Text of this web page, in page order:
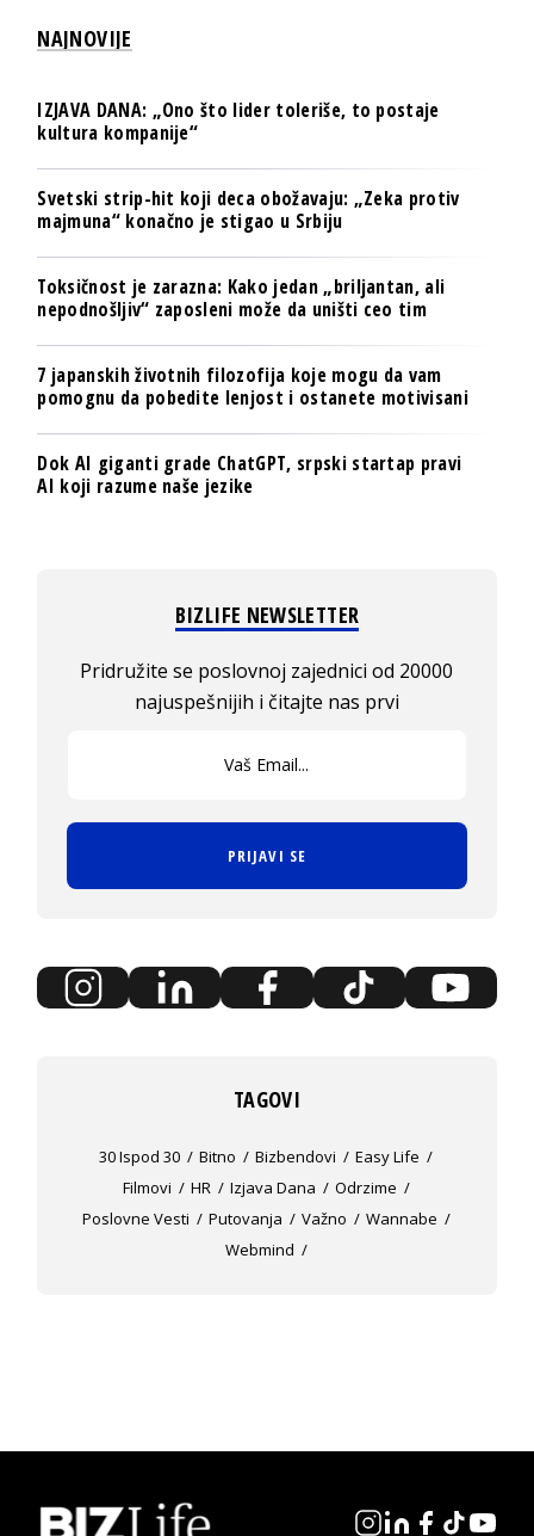
NAJNOVIJE
IZJAVA DANA: „Ono što lider toleriše, to postaje
kultura kompanije“
Svetski strip-hit koji deca obožavaju: „Zeka protiv
majmuna“ konačno je stigao u Srbiju
Toksičnost je zarazna: Kako jedan „briljantan, ali
nepodnošljiv“ zaposleni može da uništi ceo tim
7 japanskih životnih filozofija koje mogu da vam
pomognu da pobedite lenjost i ostanete motivisani
Dok AI giganti grade ChatGPT, srpski startap pravi
AI koji razume naše jezike
BIZLIFE NEWSLETTER
Pridružite se poslovnoj zajednici od 20000
najuspešnijih i čitajte nas prvi
PRIJAVI SE
TAGOVI
30 Ispod 30 Bitno Bizbendovi
Easy Life
Filmovi
HR Izjava Dana
Odrzime
Poslovne Vesti
Putovanja Važno
Wannabe
Webmind